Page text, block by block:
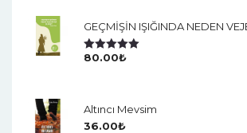
5 Üzerinden
80.00₺
Altıncı Mevsim
36.00₺